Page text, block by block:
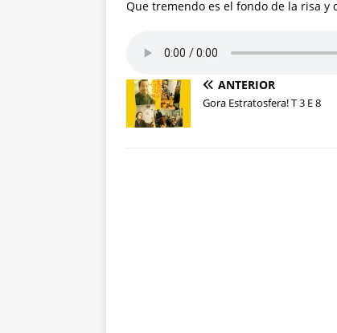
Que tremendo es el fondo de la risa
ANTERIOR
Gora Estratosfera! T 3 E 8